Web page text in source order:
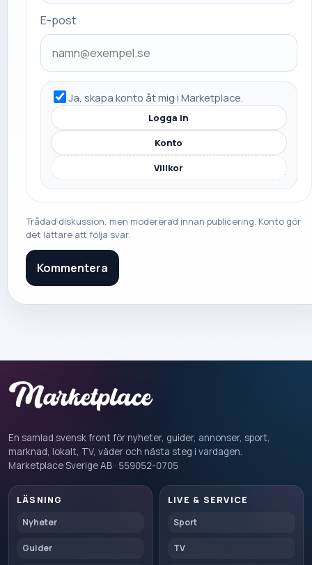
E-post
Ja, skapa konto åt mig i Marketplace.
Logga in
Konto
Villkor
Trådad diskussion, men modererad innan publicering. Konto gör
det lättare att följa svar.
Kommentera
En samlad svensk front för nyheter, guider, annonser, sport,
marknad, lokalt, TV, väder och nästa steg i vardagen.
Marketplace Sverige AB · 559052-0705
LÄSNING
Nyheter
Guider
LIVE & SERVICE
Sport
TV